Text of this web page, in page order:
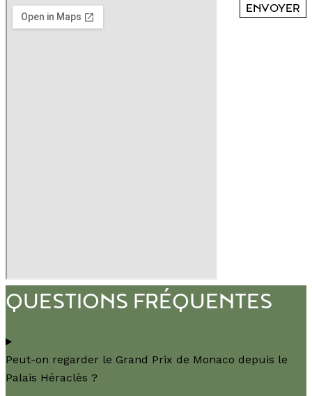
QUESTIONS FRÉQUENTES
Peut-on regarder le Grand Prix de Monaco depuis le
Palais Héraclès ?